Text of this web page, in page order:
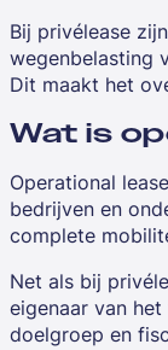
Bij privélease
wegenbelasting
Dit maakt het
Wat is
Operational
bedrijven en
complete
Net als bij
eigenaar van
doelgroep en